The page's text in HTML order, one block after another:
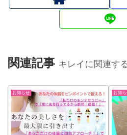
関連記事 キレイに関連す
お知らせ お知